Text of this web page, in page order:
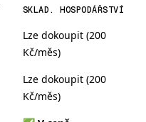
SKLAD. HOSPODÁŘSTVÍ
Lze dokoupit (200
Kč/měs)
Lze dokoupit (200
Kč/měs)